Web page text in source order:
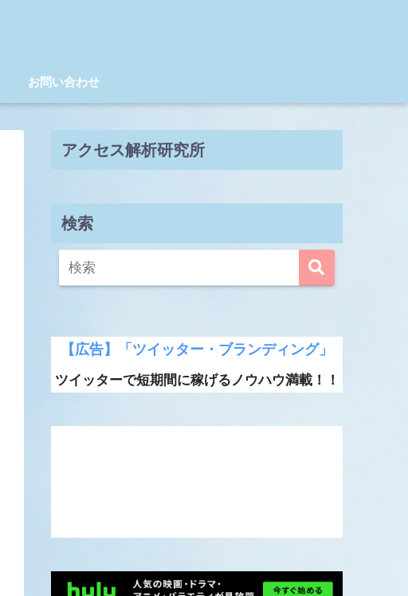
お問い合わせ
アクセス解析研究所
検索
【広告】「ツイッター・ブランディング」
ツイッターで短期間に稼げるノウハウ満載！！